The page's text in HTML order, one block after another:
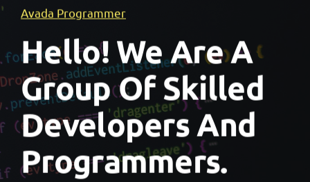
Avada Programmer
Hello! We Are A
Group Of Skilled
Developers And
Programmers.